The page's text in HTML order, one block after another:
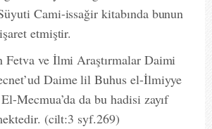
Cami-issağir kitabında bunun
etmiştir.
Fetva ve İlmi Araştırmalar Daimi
Daime lil Buhus el-İlmiyye
Mecmua’da da bu hadisi zayıf
(cilt:3 syf.269)